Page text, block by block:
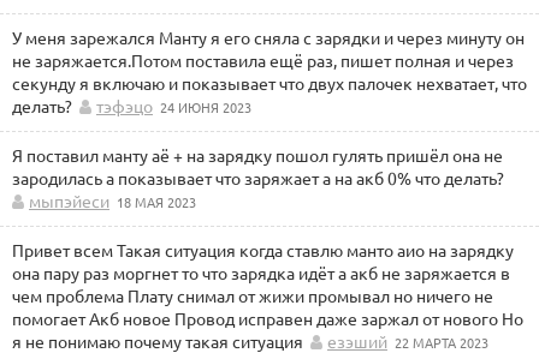
У меня зарежался Манту я его сняла с зарядки и через минуту он
не заряжается.Потом поставила ещё раз, пишет полная и через
секунду я включаю и показывает что двух палочек нехватает, что
делать?
тэфэцо 24 ИЮНЯ 2023
Я поставил манту аё + на зарядку пошол гулять пришёл она не
зародилась а показывает что заряжает а на акб 0% что делать?
мыпэйеси 18 МАЯ 2023
Привет всем Такая ситуация когда ставлю манто аио на зарядку
она пару раз моргнет то что зарядка идёт а акб не заряжается в
чем проблема Плату снимал от жижи промывал но ничего не
помогает Акб новое Провод исправен даже заржал от нового Но
я не понимаю почему такая ситуация
езэший 22 МАРТА 2023